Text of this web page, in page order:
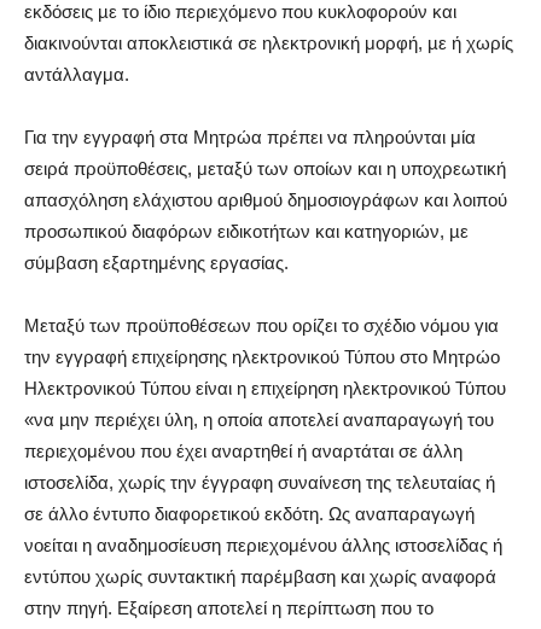
εκδόσεις µε το ίδιο περιεχόμενο που κυκλοφορούν και
διακινούνται αποκλειστικά σε ηλεκτρονική μορφή, µε ή χωρίς
αντάλλαγμα.
Για την εγγραφή στα Μητρώα πρέπει να πληρούνται μία
σειρά προϋποθέσεις, μεταξύ των οποίων και η υποχρεωτική
απασχόληση ελάχιστου αριθμού δημοσιογράφων και λοιπού
προσωπικού διαφόρων ειδικοτήτων και κατηγοριών, µε
σύμβαση εξαρτημένης εργασίας.
Μεταξύ των προϋποθέσεων που ορίζει το σχέδιο νόμου για
την εγγραφή επιχείρησης ηλεκτρονικού Τύπου στο Μητρώο
Ηλεκτρονικού Τύπου είναι η επιχείρηση ηλεκτρονικού Τύπου
«να µην περιέχει ύλη, η οποία αποτελεί αναπαραγωγή του
περιεχομένου που έχει αναρτηθεί ή αναρτάται σε άλλη
ιστοσελίδα, χωρίς την έγγραφη συναίνεση της τελευταίας ή
σε άλλο έντυπο διαφορετικού εκδότη. Ως αναπαραγωγή
νοείται η αναδημοσίευση περιεχομένου άλλης ιστοσελίδας ή
εντύπου χωρίς συντακτική παρέμβαση και χωρίς αναφορά
στην πηγή. Εξαίρεση αποτελεί η περίπτωση που το